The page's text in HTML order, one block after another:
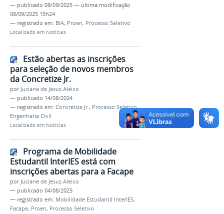
— publicado 08/09/2025 — última modificação
08/09/2025 15h24
— registrado em: BIA, Proen, Processo Seletivo
Localizado em Notícias
Estão abertas as inscrições
para seleção de novos membros
da Concretize Jr.
por Juciane de Jesus Aleixo
— publicado 14/08/2024
— registrado em: Concretize Jr., Processo Seletivo,
Engenharia Civil
Localizado em Notícias
Programa de Mobilidade
Estudantil InterIES está com
inscrições abertas para a Facape
por Juciane de Jesus Aleixo
— publicado 04/08/2025
— registrado em: Mobilidade Estudantil InterIES,
Facape, Proen, Processo Seletivo